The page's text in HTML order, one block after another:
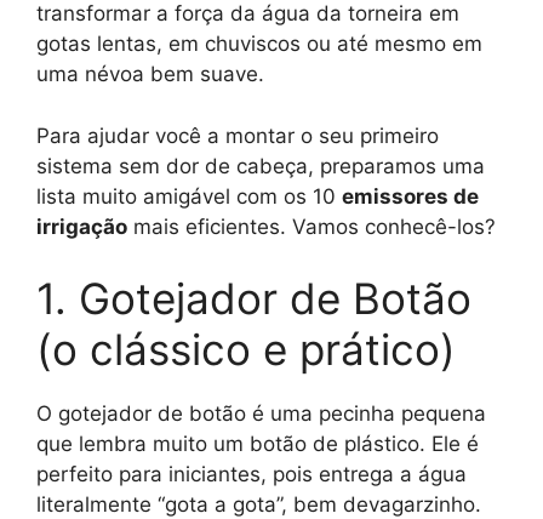
transformar a força da água da torneira em
gotas lentas, em chuviscos ou até mesmo em
uma névoa bem suave.
Para ajudar você a montar o seu primeiro
sistema sem dor de cabeça, preparamos uma
lista muito amigável com os 10 emissores de
irrigação mais eficientes. Vamos conhecê-los?
1. Gotejador de Botão
(o clássico e prático)
O gotejador de botão é uma pecinha pequena
que lembra muito um botão de plástico. Ele é
perfeito para iniciantes, pois entrega a água
literalmente “gota a gota”, bem devagarzinho.